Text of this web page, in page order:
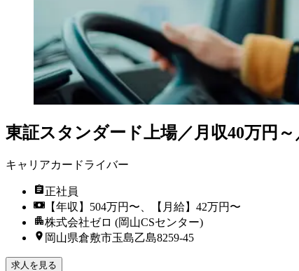
東証スタンダード上場／月収40万円
キャリアカードライバー
正社員
【年収】504万円〜、【月給】42万円〜
株式会社ゼロ (岡山CSセンター)
岡山県倉敷市玉島乙島8259-45
求人を見る